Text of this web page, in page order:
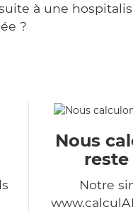
à une
?
Nous
Notre